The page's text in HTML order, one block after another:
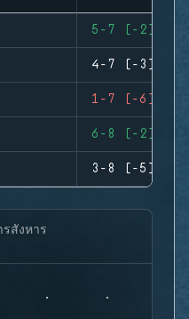
5-7 (-2)
4-7 (-3)
1-7 (-6)
6-8 (-2)
3-8 (-5)
สังหาร